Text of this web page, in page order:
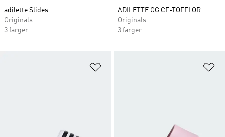
adilette Slides
Originals
3 färger
ADILETTE OG CF-TOFFLOR
Originals
3 färger